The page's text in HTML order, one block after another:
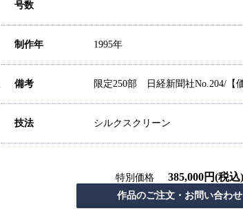
号数
制作年 1995年
備考 限定250部 日経新聞社No.204/【
技法 シルクスクリーン
特別価格 385,000円(税込)